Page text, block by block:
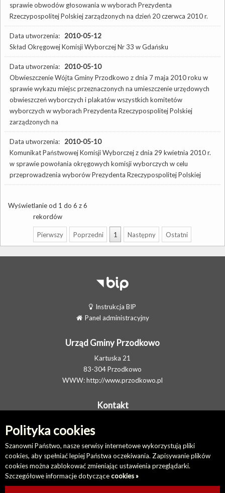
Polityka cookies
Szanowni Państwo, nasze serwisy internetowe wykorzystują pliki
cookies, aby spełniać lepiej Państwa oczekiwania. Zapisywanie plików
cookies można zablokować zmieniając ustawienia przeglądarki.
Szczegółowe informacje dotyczącecookies »
sprawie obwodów głosowania w wyborach Prezydenta
Rzeczypospolitej Polskiej zarządzonych na dzień 20 czerwca 2010 r.
Data utworzenia: 2010-05-12
Skład Okręgowej Komisji Wyborczej Nr 33 w Gdańsku
Data utworzenia: 2010-05-10
Obwieszczenie Wójta Gminy Przodkowo z dnia 7 maja 2010 roku w
sprawie wykazu miejsc przeznaczonych na umieszczenie urzędowych
obwieszczeń wyborczych i plakatów wszystkich komitetów
wyborczych w wyborach Prezydenta Rzeczypospolitej Polskiej
zarządzonych na
Data utworzenia: 2010-05-10
Komunikat Państwowej Komisji Wyborczej z dnia 29 kwietnia 2010 r.
w sprawie powołania okręgowych komisji wyborczych w celu
przeprowadzenia wyborów Prezydenta Rzeczypospolitej Polskiej
Wyświetlanie od 1 do 6 z 6
rekordów
Pierwszy Poprzedni 1 Następny Ostatni
Instrukcja BIP
Panel administracyjny
Urząd Gminy Przodkowo
Kartuska 21
83-304 Przodkowo
WWW:http://www.przodkowo.pl
Kontakt
E-MAIL:
Elektroniczna Skrzynka Podawcza
Na skróty